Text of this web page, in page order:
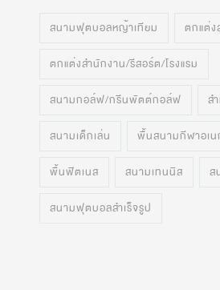
สนามฟุตบอลหญ้าเทียม ตกแต่
ตกแต่งสำนักงาน/รีสอร์ต/โรงแรม
สนามกอล์ฟ/กรีนพัตต์กอล์ฟ ส
สนามเด็กเล่น พื้นสนามกีฬาอเน
พื้นฟิตเนส สนามเทนนิส ส
สนามฟุตบอลสำเร็จรูป